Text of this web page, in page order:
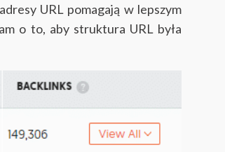
URL pomagają w lepszym
o to, aby struktura URL była